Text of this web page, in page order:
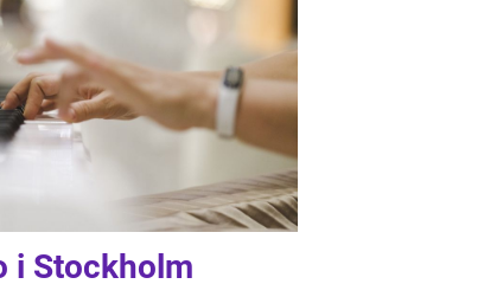
i Stockholm